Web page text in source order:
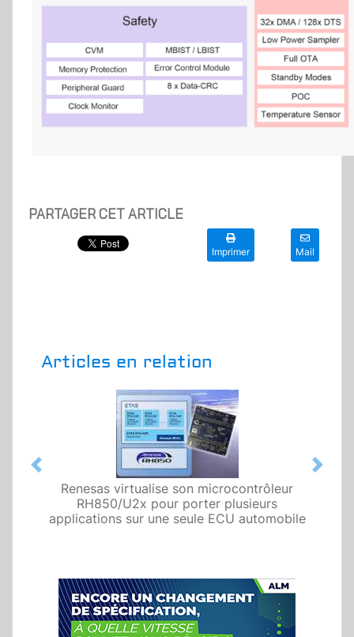
PARTAGER CET ARTICLE
Imprimer Mail
Articles en relation
Renesas virtualise son microcontrôleur
RH850/U2x pour porter plusieurs
applications sur une seule ECU automobile
Previous Next